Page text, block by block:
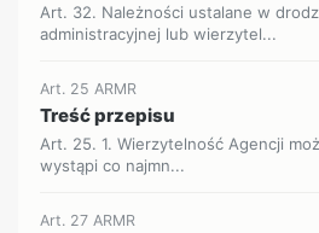
Art. 32. Należności ustalane w
administracyjnej lub wierzytel...
Art. 25 ARMR
Treść przepisu
Art. 25. 1. Wierzytelność Agencji
wystąpi co najmn...
Art. 27 ARMR